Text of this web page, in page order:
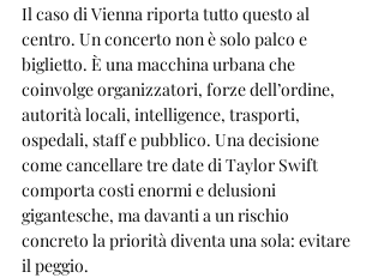
Il caso di Vienna riporta tutto questo al
centro. Un concerto non è solo palco e
biglietto. È una macchina urbana che
coinvolge organizzatori, forze dell’ordine,
autorità locali, intelligence, trasporti,
ospedali, staff e pubblico. Una decisione
come cancellare tre date di Taylor Swift
comporta costi enormi e delusioni
gigantesche, ma davanti a un rischio
concreto la priorità diventa una sola: evitare
il peggio.